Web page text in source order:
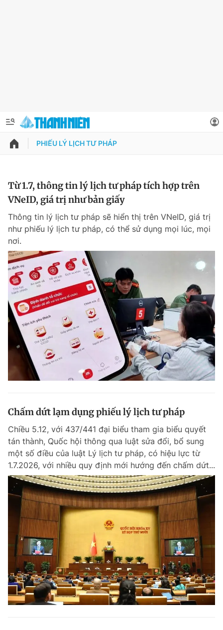
QUẢNG CÁO ĐẶT BÁO
Chuyên mục khác
Chào ngày mới
Tin thị trường Tin 360
Video Magazine
Sản phẩm khác
Tiện ích Bạn cần biết
Thông tin tòa soạn Liên hệ quảng cáo
Đọc Thanh Niên trên điện thoại
Theo dõi báo trên
Hotline
0906 645 777
Liên hệ quảng cáo
0908 780 404
Thông tin tài khoản
Đổi mật khẩu
Tin đã lưu
Đăng xuất
PHIẾU LÝ LỊCH TƯ PHÁP
Từ 1.7, thông tin lý lịch tư pháp tích hợp trên
VNeID, giá trị như bản giấy
Thông tin lý lịch tư pháp sẽ hiển thị trên VNeID, giá trị
như phiếu lý lịch tư pháp, có thể sử dụng mọi lúc, mọi
nơi.
Chấm dứt lạm dụng phiếu lý lịch tư pháp
Chiều 5.12, với 437/441 đại biểu tham gia biểu quyết
tán thành, Quốc hội thông qua luật sửa đổi, bổ sung
một số điều của luật Lý lịch tư pháp, có hiệu lực từ
1.7.2026, với nhiều quy định mới hướng đến chấm dứt...